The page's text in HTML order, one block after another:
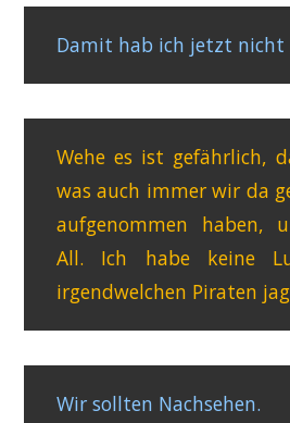
Damit hab ich jetzt nicht
Wehe es ist gefährlich,
was auch immer wir da
aufgenommen haben,
All. Ich habe keine
irgendwelchen Piraten
Wir sollten Nachsehen.